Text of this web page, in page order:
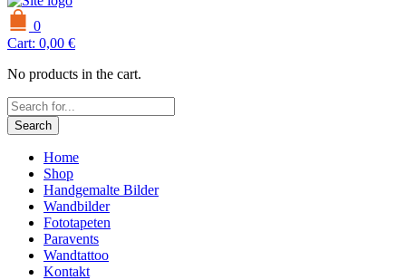
0
Cart: 0,00 €
No products in the cart.
Search
Home
Shop
Handgemalte Bilder
Wandbilder
Fototapeten
Paravents
Wandtattoo
Kontakt